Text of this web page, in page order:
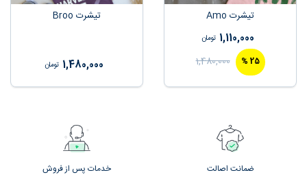
تیشرت Amo
1,110,000 تومان
25
%
1,480,000
تیشرت Broo
1,480,000 تومان
ضمانت اصالت خدمات پس از فروش